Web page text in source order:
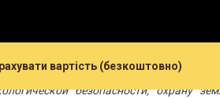
исследования
так и нормами других правовых
отношений. В основе первых
социальных и других)
государственной границы
безопасности, охрану
вартість (безкоштовно)